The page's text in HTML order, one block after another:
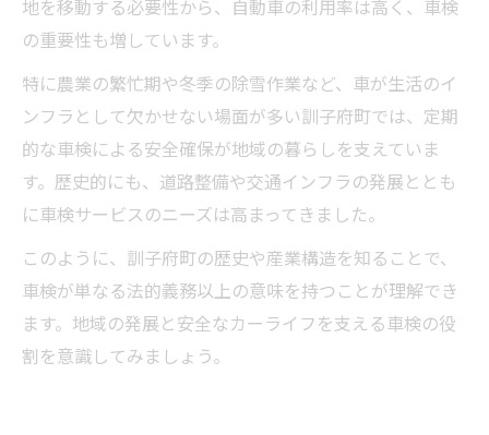
地を移動する必要性から、自動車の利用率は高く、車検
の重要性も増しています。
特に農業の繁忙期や冬季の除雪作業など、車が生活のイ
ンフラとして欠かせない場面が多い訓子府町では、定期
的な車検による安全確保が地域の暮らしを支えていま
す。歴史的にも、道路整備や交通インフラの発展ととも
に車検サービスのニーズは高まってきました。
このように、訓子府町の歴史や産業構造を知ることで、
車検が単なる法的義務以上の意味を持つことが理解でき
ます。地域の発展と安全なカーライフを支える車検の役
割を意識してみましょう。